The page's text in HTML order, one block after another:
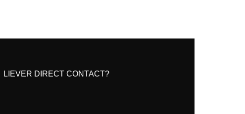
LIEVER DIRECT CONTACT?